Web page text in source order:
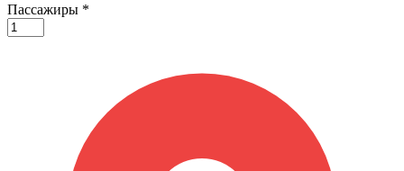
Пассажиры *